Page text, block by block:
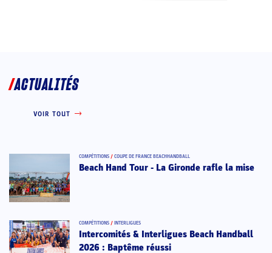
ACTUALITÉS
VOIR TOUT
COMPÉTITIONS / COUPE DE FRANCE BEACHHANDBALL
Beach Hand Tour - La Gironde rafle la mise
COMPÉTITIONS / INTERLIGUES
Intercomités & Interligues Beach Handball
2026 : Baptême réussi